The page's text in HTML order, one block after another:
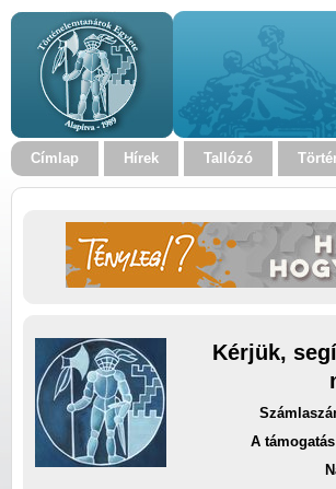
Címlap Hírek Tallózó
Kérjük,
A